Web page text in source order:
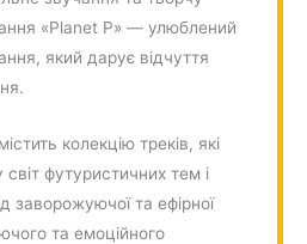
«Planet P» — улюблений
який дарує відчуття
колекцію треків, які
футуристичних тем і
заворожуючої та ефірної
та емоційного